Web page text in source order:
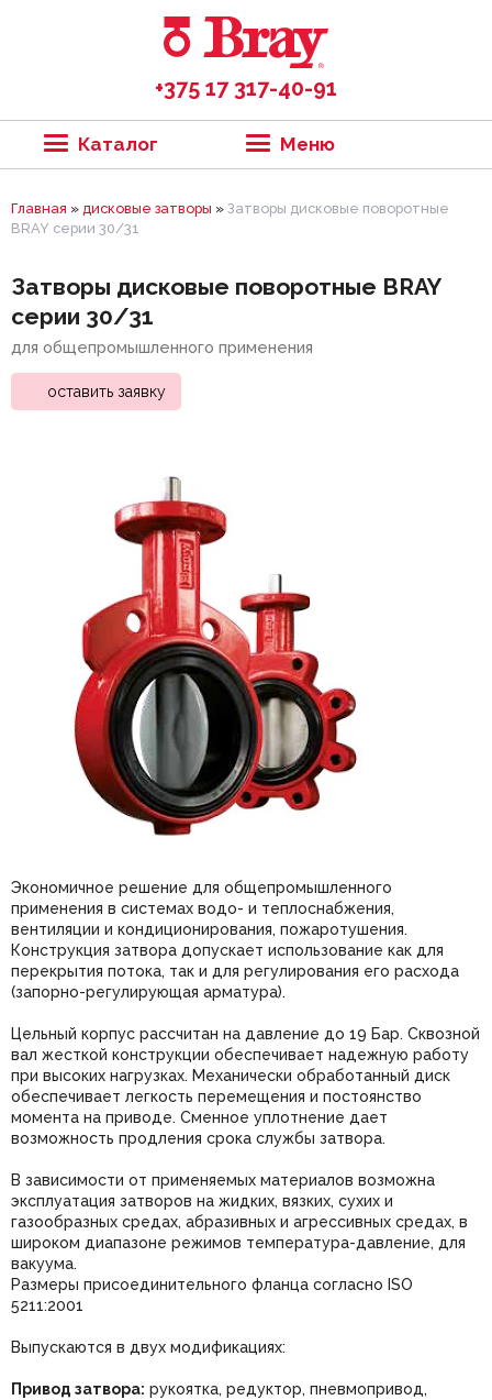
+375 17 317-40-91
Каталог Меню
Главная » дисковые затворы » Затворы дисковые поворотные
BRAY серии 30/31
Затворы дисковые поворотные BRAY
серии 30/31
для общепромышленного применения
оставить заявку
Экономичное решение для общепромышленного
применения в системах водо- и теплоснабжения,
вентиляции и кондиционирования, пожаротушения.
Конструкция затвора допускает использование как для
перекрытия потока, так и для регулирования его расхода
(запорно-регулирующая арматура).
Цельный корпус рассчитан на давление до 19 Бар. Сквозной
вал жесткой конструкции обеспечивает надежную работу
при высоких нагрузках. Механически обработанный диск
обеспечивает легкость перемещения и постоянство
момента на приводе. Сменное уплотнение дает
возможность продления срока службы затвора.
В зависимости от применяемых материалов возможна
эксплуатация затворов на жидких, вязких, сухих и
газообразных средах, абразивных и агрессивных средах, в
широком диапазоне режимов температура-давление, для
вакуума.
Размеры присоединительного фланца согласно ISO
5211:2001
Выпускаются в двух модификациях:
Привод затвора: рукоятка, редуктор, пневмопривод,